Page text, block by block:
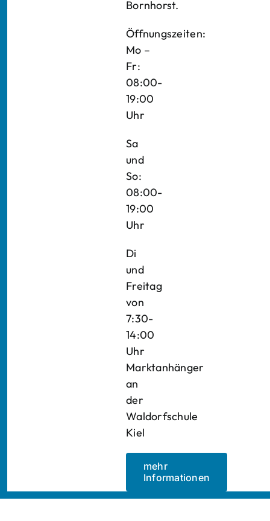
Bornhorst.
Öffnungszeiten:
Mo –
Fr:
08:00-
19:00
Uhr
Sa
und
So:
08:00-
19:00
Uhr
Di
und
Freitag
von
7:30-
14:00
Uhr
Marktanhänger
an
der
Waldorfschule
Kiel
mehr
Informationen